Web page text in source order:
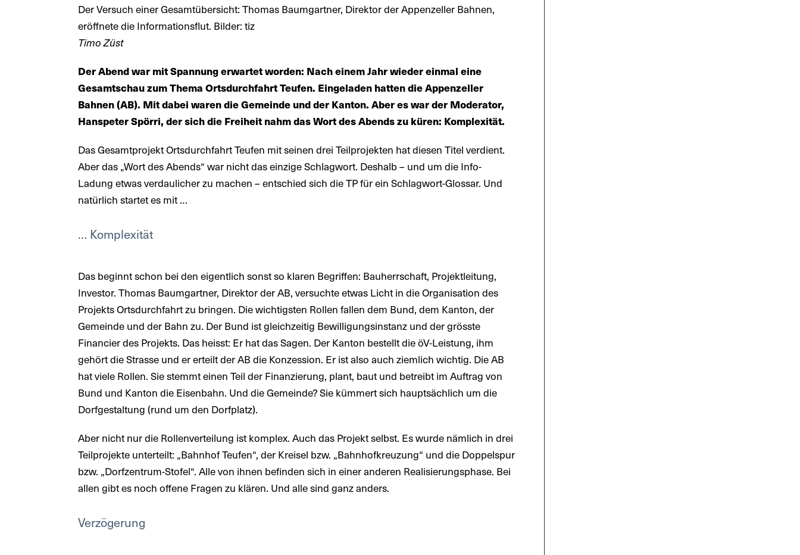
Der Versuch einer Gesamtübersicht: Thomas Baumgartner, Direktor der Appenzeller Bahnen,
eröffnete die Informationsflut. Bilder: tiz
Timo Züst
Der Abend war mit Spannung erwartet worden: Nach einem Jahr wieder einmal eine
Gesamtschau zum Thema Ortsdurchfahrt Teufen. Eingeladen hatten die Appenzeller
Bahnen (AB). Mit dabei waren die Gemeinde und der Kanton. Aber es war der Moderator,
Hanspeter Spörri, der sich die Freiheit nahm das Wort des Abends zu küren: Komplexität.
Das Gesamtprojekt Ortsdurchfahrt Teufen mit seinen drei Teilprojekten hat diesen Titel verdient.
Aber das „Wort des Abends“ war nicht das einzige Schlagwort. Deshalb – und um die Info-
Ladung etwas verdaulicher zu machen – entschied sich die TP für ein Schlagwort-Glossar. Und
natürlich startet es mit …
… Komplexität
Das beginnt schon bei den eigentlich sonst so klaren Begriffen: Bauherrschaft, Projektleitung,
Investor. Thomas Baumgartner, Direktor der AB, versuchte etwas Licht in die Organisation des
Projekts Ortsdurchfahrt zu bringen. Die wichtigsten Rollen fallen dem Bund, dem Kanton, der
Gemeinde und der Bahn zu. Der Bund ist gleichzeitig Bewilligungsinstanz und der grösste
Financier des Projekts. Das heisst: Er hat das Sagen. Der Kanton bestellt die öV-Leistung, ihm
gehört die Strasse und er erteilt der AB die Konzession. Er ist also auch ziemlich wichtig. Die AB
hat viele Rollen. Sie stemmt einen Teil der Finanzierung, plant, baut und betreibt im Auftrag von
Bund und Kanton die Eisenbahn. Und die Gemeinde? Sie kümmert sich hauptsächlich um die
Dorfgestaltung (rund um den Dorfplatz).
Aber nicht nur die Rollenverteilung ist komplex. Auch das Projekt selbst. Es wurde nämlich in drei
Teilprojekte unterteilt: „Bahnhof Teufen“, der Kreisel bzw. „Bahnhofkreuzung“ und die Doppelspur
bzw. „Dorfzentrum-Stofel“. Alle von ihnen befinden sich in einer anderen Realisierungsphase. Bei
allen gibt es noch offene Fragen zu klären. Und alle sind ganz anders.
Verzögerung